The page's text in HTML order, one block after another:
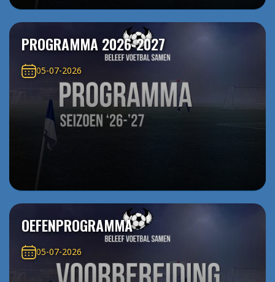
PROGRAMMA 2026-2027
05-07-2026
OEFENPROGRAMMA
05-07-2026